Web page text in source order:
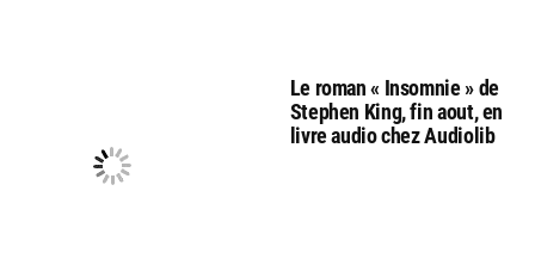
Le roman « Insomnie » de
Stephen King, fin aout, en
livre audio chez Audiolib